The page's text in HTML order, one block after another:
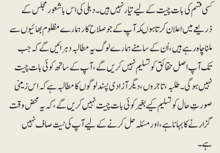
کسی قسم کی بات چیت کے لیے تیار نہیں ہیں۔ دہلی کی اس باشعور مجلس کے
ذریعے میں اعلان کرتا ہوںکہ آپ کے جو صلاح کار ہمارے مظلوم بھائیوں سے
ملنا چاہ رہے ہیں ، اُن کے سامنے ہمارے لوگ یہ مطالبہ دہرائیں گے کہ جب
تک آپ اصل حقائق کو تسلیم نہیں کریں گے، آپ کے ساتھ کوئی بات چیت
نہیں ہوگی۔ طلبہ،تاجروں ، دیگر آزادی پسند لوگوں کا مطالبہ ہے کہ اس زمینی
صورتِ حال کو تسلیم کیے بغیر کوئی بات چیت نہیں کریں گے، کہ یہ محض وقت
گزارنے کا بہانا ہے، اور مسئلہ حل کرنے کے لیے آپ کی نیت صاف نہیں
ہے۔